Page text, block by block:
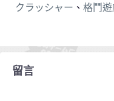
クラッシャー 、 格鬥
留言